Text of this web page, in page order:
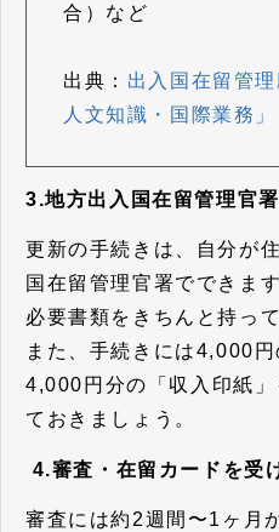
合）など
出典： 出入国在留管
人文知識・国際業務」
3.地方出入国在留管理官
更新の手続きは、自分が
国在留管理官署でできます
必要書類をきちんと持っ
また、手続きには4,000円
4,000円分の「収入印紙
ておきましょう。
4.審査・在留カードを受
審査には約2週間〜1ヶ月